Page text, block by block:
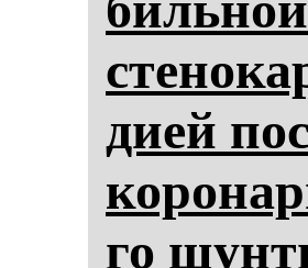
ди­ей
го